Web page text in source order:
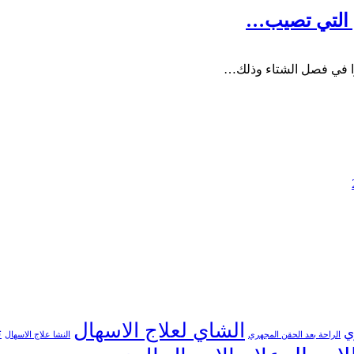
التي تصيب…
في فصل الشتاء وذلك…
الراحة بعد الحقن المجهري الشاي لعلاج الاسهال النشا علاج الاسهال